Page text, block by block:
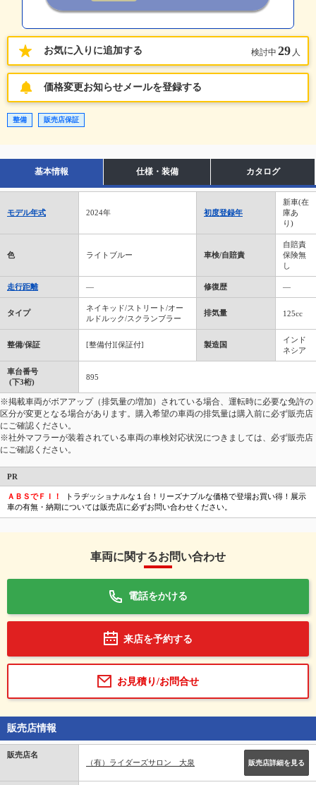
お気に入りに追加する 検討中 29 人
価格変更お知らせメールを登録する
整備 販売店保証
基本情報 仕様・装備 カタログ
モデル年式 2024年 初度登録年
新車(在
庫あ
り)
色 ライトブルー 車検/自賠責
自賠責
保険無
し
走行距離 ― 修復歴 ―
タイプ
ネイキッド/ストリート/オー
ルドルック/スクランブラー
排気量 125cc
整備/保証 [整備付][保証付] 製造国
インド
ネシア
車台番号
(下3桁)
895
※掲載車両がボアアップ（排気量の増加）されている場合、運転時に必要な免許の
区分が変更となる場合があります。購入希望の車両の排気量は購入前に必ず販売店
にご確認ください。
※社外マフラーが装着されている車両の車検対応状況につきましては、必ず販売店
にご確認ください。
PR
ＡＢＳでＦＩ！
トラヂッショナルな１台！リーズナブルな価格で登場お買い得！展示
車の有無・納期については販売店に必ずお問い合わせください。
車両に関するお問い合わせ
電話をかける
来店を予約する
お見積り/お問合せ
販売店情報
販売店名
（有）ライダーズサロン 大泉
販売店詳細を見る